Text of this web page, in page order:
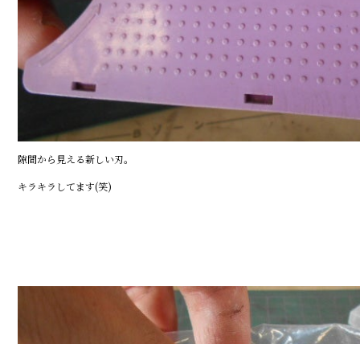
隙間から見える新しい刃。
キラキラしてます(笑)